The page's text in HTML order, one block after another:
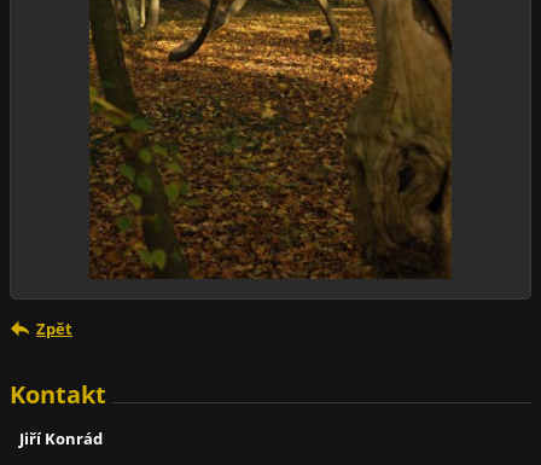
Zpět
Kontakt
Jiří Konrád